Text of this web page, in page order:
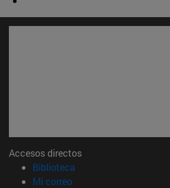
Accesos directos
Biblioteca
Mi correo(abre en nueva ventana)